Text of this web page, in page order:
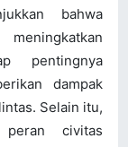
bahwa
pentingnya
dampak
Selain itu,
civitas